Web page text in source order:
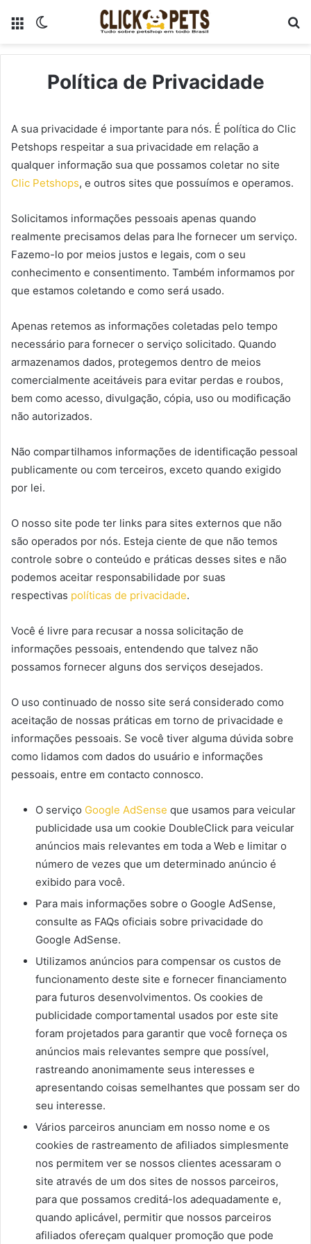
Menu
Política de Privacidade
A sua privacidade é importante para nós. É política do Clic
Petshops respeitar a sua privacidade em relação a
qualquer informação sua que possamos coletar no site
Clic Petshops, e outros sites que possuímos e operamos.
Solicitamos informações pessoais apenas quando
realmente precisamos delas para lhe fornecer um serviço.
Fazemo-lo por meios justos e legais, com o seu
conhecimento e consentimento. Também informamos por
que estamos coletando e como será usado.
Apenas retemos as informações coletadas pelo tempo
necessário para fornecer o serviço solicitado. Quando
armazenamos dados, protegemos dentro de meios
comercialmente aceitáveis ​​para evitar perdas e roubos,
bem como acesso, divulgação, cópia, uso ou modificação
não autorizados.
Não compartilhamos informações de identificação pessoal
publicamente ou com terceiros, exceto quando exigido
por lei.
O nosso site pode ter links para sites externos que não
são operados por nós. Esteja ciente de que não temos
controle sobre o conteúdo e práticas desses sites e não
podemos aceitar responsabilidade por suas
respectivas políticas de privacidade.
Você é livre para recusar a nossa solicitação de
informações pessoais, entendendo que talvez não
possamos fornecer alguns dos serviços desejados.
O uso continuado de nosso site será considerado como
aceitação de nossas práticas em torno de privacidade e
informações pessoais. Se você tiver alguma dúvida sobre
como lidamos com dados do usuário e informações
pessoais, entre em contacto connosco.
O serviço Google AdSense que usamos para veicular
publicidade usa um cookie DoubleClick para veicular
anúncios mais relevantes em toda a Web e limitar o
número de vezes que um determinado anúncio é
exibido para você.
Para mais informações sobre o Google AdSense,
consulte as FAQs oficiais sobre privacidade do
Google AdSense.
Utilizamos anúncios para compensar os custos de
funcionamento deste site e fornecer financiamento
para futuros desenvolvimentos. Os cookies de
publicidade comportamental usados ​​por este site
foram projetados para garantir que você forneça os
anúncios mais relevantes sempre que possível,
rastreando anonimamente seus interesses e
apresentando coisas semelhantes que possam ser do
seu interesse.
Vários parceiros anunciam em nosso nome e os
cookies de rastreamento de afiliados simplesmente
nos permitem ver se nossos clientes acessaram o
site através de um dos sites de nossos parceiros,
para que possamos creditá-los adequadamente e,
quando aplicável, permitir que nossos parceiros
afiliados ofereçam qualquer promoção que pode